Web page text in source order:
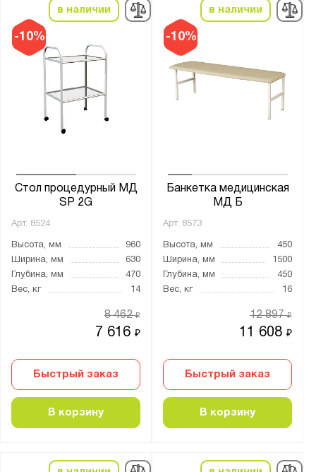
-10%
в наличии
Стол процедурный МД
SP 2G
Арт. 8524
Высота, мм
960
Ширина, мм
630
Глубина, мм
470
Вес, кг
14
7 616₽
8 462₽
Быстрый заказ
В корзину
-10%
в наличии
Банкетка медицинская
МД Б
Арт. 8573
Высота, мм
450
Ширина, мм
1500
Глубина, мм
450
Вес, кг
16
11 608₽
12 897₽
Быстрый заказ
В корзину
ПАКС-Металл
Hilfe
MS
М
ШСС